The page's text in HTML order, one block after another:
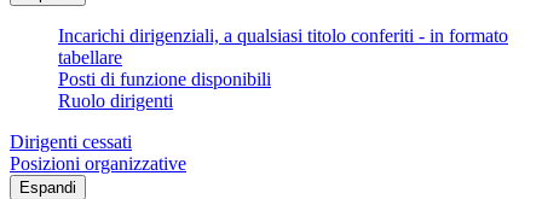
Incarichi dirigenziali, a qualsiasi titolo conferiti - in formato
tabellare
Posti di funzione disponibili
Ruolo dirigenti
Dirigenti cessati
Posizioni organizzative
Espandi